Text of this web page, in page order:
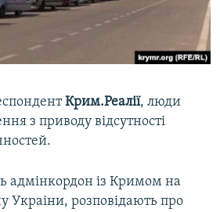
Крим.Реалії, люди
з приводу відсутності
адмінкордон із Кримом на
Украіни, розповідають про